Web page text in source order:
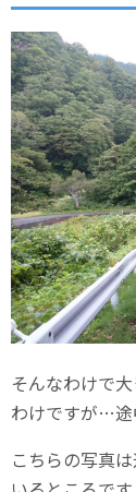
そんなわけで
わけですが…途
こちらの写真